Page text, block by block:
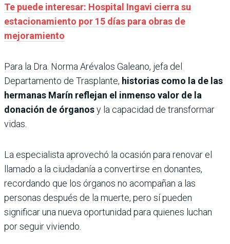
Te puede interesar: Hospital Ingavi cierra su
estacionamiento por 15 días para obras de
mejoramiento
Para la Dra. Norma Arévalos Galeano, jefa del
Departamento de Trasplante, historias como la de las
hermanas Marín reflejan el inmenso valor de la
donación de órganosy la capacidad de transformar
vidas.
La especialista aprovechó la ocasión para renovar el
llamado a la ciudadanía a convertirse en donantes,
recordando que los órganos no acompañan a las
personas después de la muerte, pero sí pueden
significar una nueva oportunidad para quienes luchan
por seguir viviendo.